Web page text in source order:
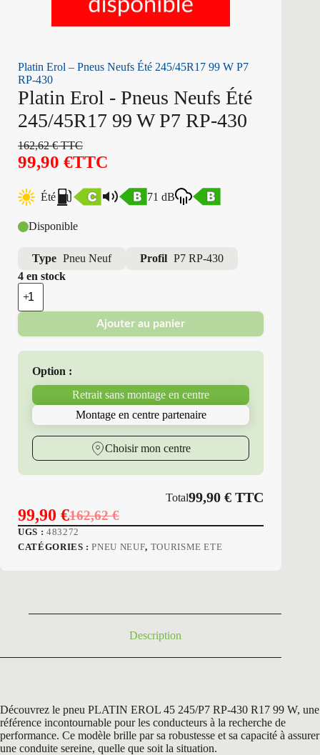
Platin Erol – Pneus Neufs Été 245/45R17 99 W P7
RP-430
Platin Erol - Pneus Neufs Été
245/45R17 99 W P7 RP-430
162,62€TTC
99,90 €TTC
Été 71 dB
Disponible
Type Pneu Neuf Profil P7 RP-430
4 en stock
quantité
de
Platin
-
Pneus
245/45R17
Ajouter au panier
Option :
Retrait sans montage en centre
Montage en centre partenaire
Choisir mon centre
Total99,90€ TTC
162,62€
Le
prix
99,90 €Le
prix
UGS : 483272
CATÉGORIES :PNEU NEUF, TOURISME ETE
Description
Découvrez le pneu PLATIN EROL 45 245/P7 RP-430 R17 99 W, une
référence incontournable pour les conducteurs à la recherche de
performance. Ce modèle brille par sa robustesse et sa capacité à assurer
une conduite sereine, quelle que soit la situation.